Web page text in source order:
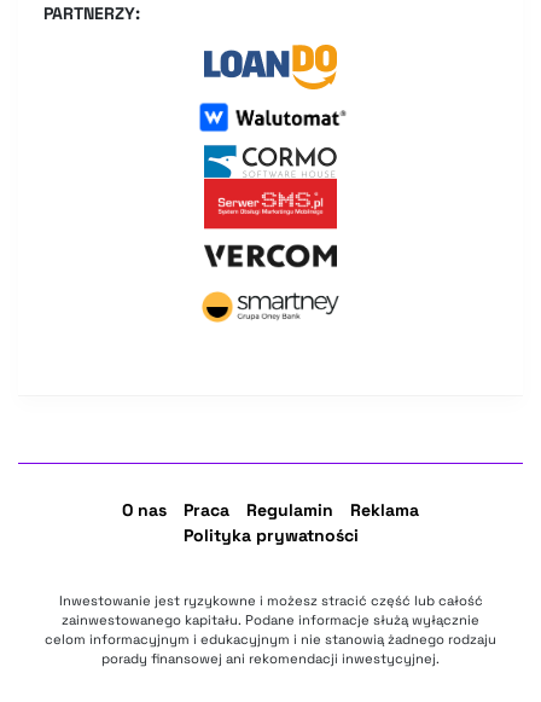
PARTNERZY:
O nas Praca Regulamin
Reklama
Polityka prywatności
Inwestowanie jest ryzykowne i możesz stracić część lub całość
zainwestowanego kapitału. Podane informacje służą wyłącznie
celom informacyjnym i edukacyjnym i nie stanowią żadnego rodzaju
porady finansowej ani rekomendacji inwestycyjnej.